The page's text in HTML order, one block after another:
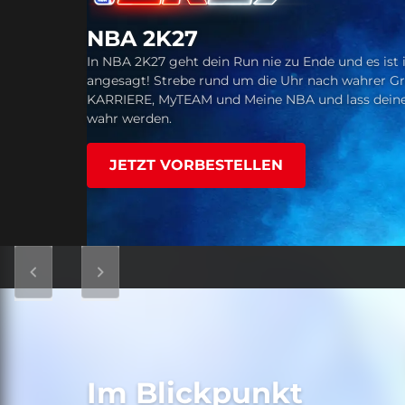
NBA 2K27
In NBA 2K27 geht dein Run nie zu Ende und es
angesagt! Strebe rund um die Uhr nach wahrer
KARRIERE, MyTEAM und Meine NBA und lass
wahr werden.
JETZT VORBESTELLEN
WWE 2K26
The show never stops in WWE 2K26! Featuring
Legends, all-new match types, CM Punk’s
JETZT KAUFEN
Borderlands 4
Borderlands 4 ist ein chaotischer Looter-Shooter,
Milliarden Waffen, unglaublichen Feinden und
Entkomme als einer von vier Badass-Kammer-
gefährlichen versteckten Planeten.
JETZT KAUFEN
Im Blickpunkt